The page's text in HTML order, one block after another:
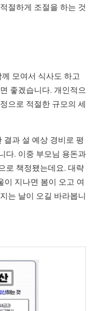
절하게 조절을 하는 것
모여서 식사도 하고
좋겠습니다. 개인적으
으로 적절한 규모의 세
과 설 예상 경비로 평
다. 이중 부모님 용돈과
로 책정됐는데요. 대략
이 지나면 봄이 오고 여
는 날이 오길 바라봅니